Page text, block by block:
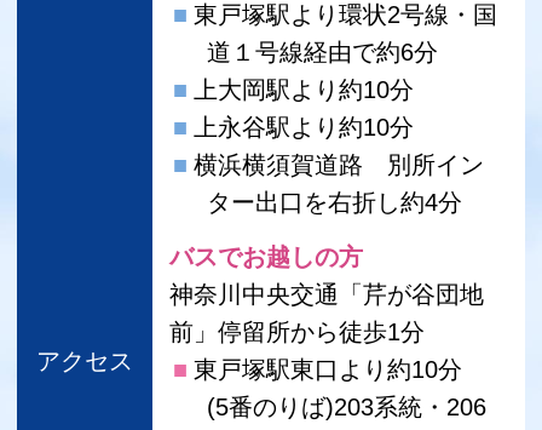
アクセス
東戸塚駅より環状2号線・国
道１号線経由で約6分
上大岡駅より約10分
上永谷駅より約10分
横浜横須賀道路 別所イン
ター出口を右折し約4分
バスでお越しの方
神奈川中央交通「芹が谷団地
前」停留所から徒歩1分
東戸塚駅東口より約10分
(5番のりば)203系統・206